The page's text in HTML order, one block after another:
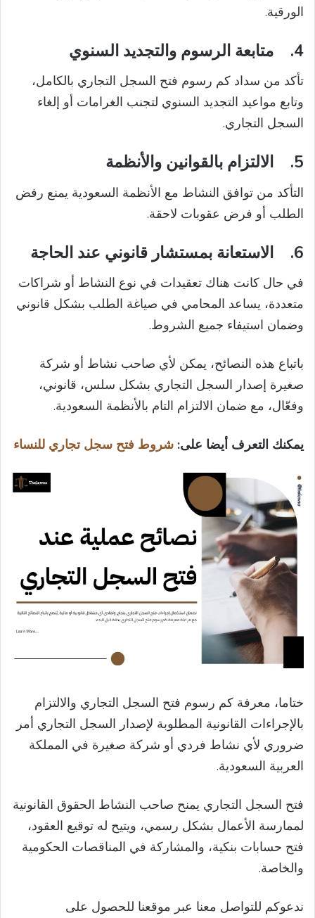
الورقية.
4. متابعة الرسوم والتجديد السنوي
تأكد من سداد كم رسوم فتح السجل التجاري بالكامل،
وتابع مواعيد التجديد السنوي لتجنب الغرامات أو إلغاء
السجل التجاري.
5. الالتزام بالقوانين والأنظمة
التأكد من توافق النشاط مع الأنظمة السعودية يمنع رفض
الطلب أو فرض عقوبات لاحقة.
6. الاستعانة بمستشار قانوني عند الحاجة
في حال كانت هناك تعقيدات في نوع النشاط أو شراكات
متعددة، يساعد المحامي في صياغة الطلب بشكل قانوني
وضمان استيفاء جميع الشروط.
باتباع هذه النصائح، يمكن لأي صاحب نشاط أو شركة
صغيرة إصدار السجل التجاري بشكل سلس، قانوني،
وفعّال، مع ضمان الالتزام التام بالأنظمة السعودية.
يمكنك التعرف أيضا على: شروط فتح سجل تجاري للنساء
ختاما، معرفة كم رسوم فتح السجل التجاري والالتزام
بالإجراءات القانونية المطلوبة لإصدار السجل التجاري أمر
ضروري لأي نشاط فردي أو شركة صغيرة في المملكة
العربية السعودية.
فتح السجل التجاري يمنح صاحب النشاط الحقوق القانونية
لممارسة الأعمال بشكل رسمي، ويتيح له توقيع العقود،
فتح حسابات بنكية، والمشاركة في المناقصات الحكومية
والخاصة.
ندعوكم للتواصل معنا عبر موقعنا للحصول على